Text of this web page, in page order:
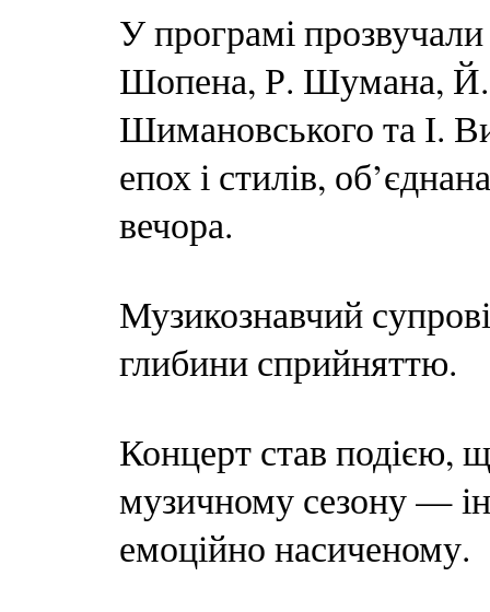
У програмі
Шопена, Р. Шумана,
Шимановського та І.
епох і стилів,
вечора.
Музикознавчий
глибини сприйняттю.
Концерт став подією,
музичному сезону —
емоційно насиченому.